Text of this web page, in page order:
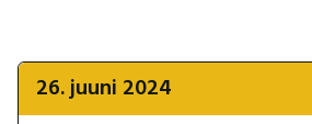
26. juuni 2024